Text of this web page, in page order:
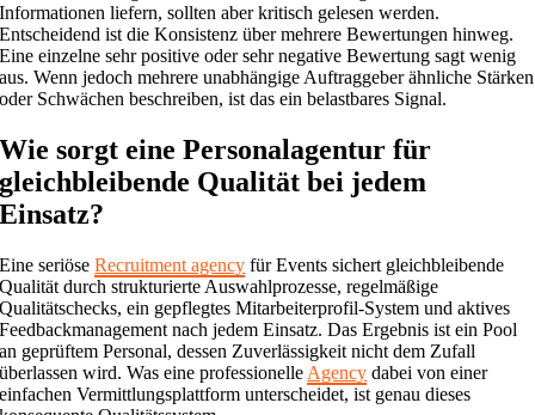
Informationen liefern, sollten aber kritisch gelesen werden.
Entscheidend ist die Konsistenz über mehrere Bewertungen hinweg.
Eine einzelne sehr positive oder sehr negative Bewertung sagt wenig
aus. Wenn jedoch mehrere unabhängige Auftraggeber ähnliche Stärken
oder Schwächen beschreiben, ist das ein belastbares Signal.
Wie sorgt eine Personalagentur für
gleichbleibende Qualität bei jedem
Einsatz?
Eine seriöseRecruitment agency für Events sichert gleichbleibende
Qualität durch strukturierte Auswahlprozesse, regelmäßige
Qualitätschecks, ein gepflegtes Mitarbeiterprofil-System und aktives
Feedbackmanagement nach jedem Einsatz. Das Ergebnis ist ein Pool
an geprüftem Personal, dessen Zuverlässigkeit nicht dem Zufall
überlassen wird. Was eine professionelle Agency dabei von einer
einfachen Vermittlungsplattform unterscheidet, ist genau dieses